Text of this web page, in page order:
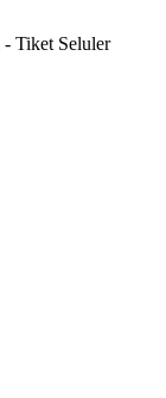
- Tiket Seluler